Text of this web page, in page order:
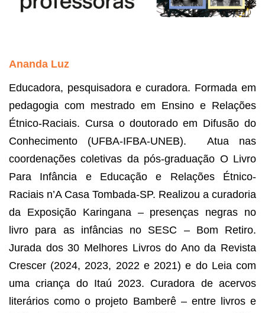
Ananda Luz
Educadora, pesquisadora e curadora. Formada em
pedagogia com mestrado em Ensino e Relações
Étnico-Raciais. Cursa o doutorado em Difusão do
Conhecimento (UFBA-IFBA-UNEB).  Atua nas
coordenações coletivas da pós-graduação O Livro
Para Infância e Educação e Relações Étnico-
Raciais n’A Casa Tombada-SP. Realizou a curadoria
da Exposição Karingana – presenças negras no
livro para as infâncias no SESC – Bom Retiro.
Jurada dos 30 Melhores Livros do Ano da Revista
Crescer (2024, 2023, 2022 e 2021) e do Leia com
uma criança do Itaú 2023. Curadora de acervos
literários como o projeto Bamberê – entre livros e